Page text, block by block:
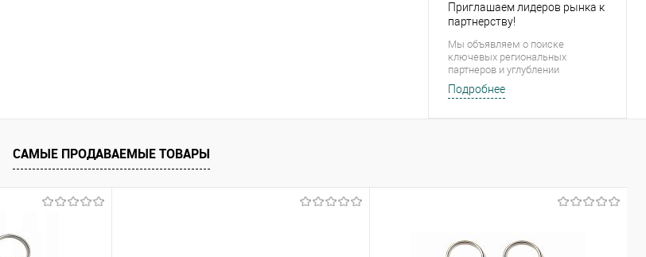
Приглашаем лидеров рынка к
партнерству!
Мы объявляем о поиске
ключевых региональных
партнеров и углублении
сотрудничества в Минске на
эксклюзивных условиях. Мы
основанные на вашем росте.
Подробнее
САМЫЕ ПРОДАВАЕМЫЕ ТОВАРЫ